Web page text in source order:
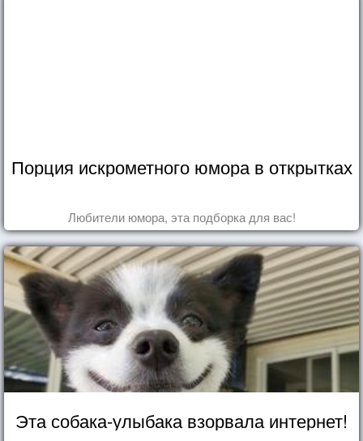
Порция искрометного юмора в открытках
Любители юмора, эта подборка для вас!
Эта собака-улыбака взорвала интернет!